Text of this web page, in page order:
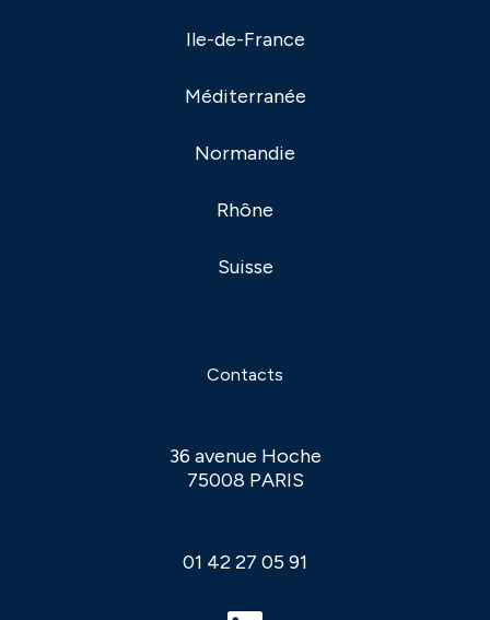
Ile-de-France
Méditerranée
Normandie
Rhône
Suisse
Contacts
36 avenue Hoche
75008 PARIS
01 42 27 05 91